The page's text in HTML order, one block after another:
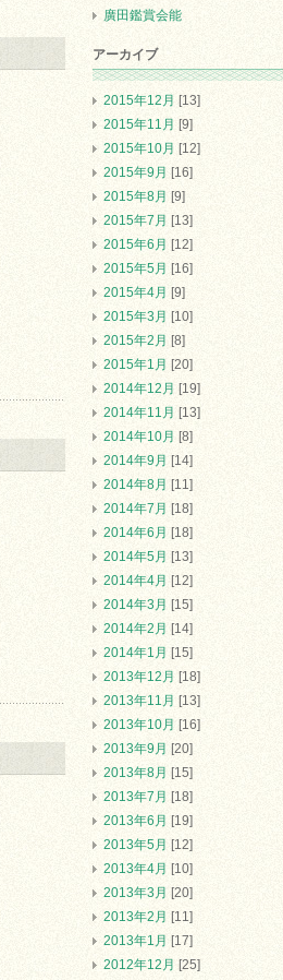
廣田鑑賞会能
アーカイブ
2015年12月 [13]
2015年11月 [9]
2015年10月 [12]
2015年9月 [16]
2015年8月 [9]
2015年7月 [13]
2015年6月 [12]
2015年5月 [16]
2015年4月 [9]
2015年3月 [10]
2015年2月 [8]
2015年1月 [20]
2014年12月 [19]
2014年11月 [13]
2014年10月 [8]
2014年9月 [14]
2014年8月 [11]
2014年7月 [18]
2014年6月 [18]
2014年5月 [13]
2014年4月 [12]
2014年3月 [15]
2014年2月 [14]
2014年1月 [15]
2013年12月 [18]
2013年11月 [13]
2013年10月 [16]
2013年9月 [20]
2013年8月 [15]
2013年7月 [18]
2013年6月 [19]
2013年5月 [12]
2013年4月 [10]
2013年3月 [20]
2013年2月 [11]
2013年1月 [17]
2012年12月 [25]